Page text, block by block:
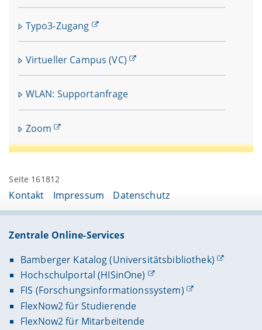
Typo3-Zugang
Virtueller Campus (VC)
WLAN: Supportanfrage
Zoom
Seite 161812
Kontakt Impressum Datenschutz
Zentrale Online-Services
Bamberger Katalog (Universitätsbibliothek)
Hochschulportal (HISinOne)
FIS (Forschungsinformationssystem)
FlexNow2 für Studierende
FlexNow2 für Mitarbeitende